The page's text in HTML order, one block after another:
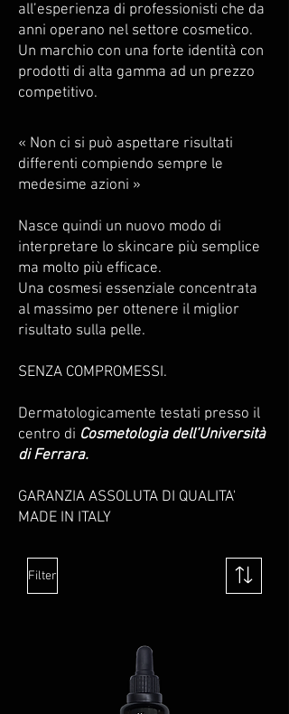
all’esperienza di professionisti che da
anni operano nel settore cosmetico.
Un marchio con una forte identità con
prodotti di alta gamma ad un prezzo
competitivo.
« Non ci si può aspettare risultati
differenti compiendo sempre le
medesime azioni »
Nasce quindi un nuovo modo di
interpretare lo skincare più semplice
ma molto più efficace.
Una cosmesi essenziale concentrata
al massimo per ottenere il miglior
risultato sulla pelle.
SENZA COMPROMESSI.
Dermatologicamente testati presso il
centro di Cosmetologia dell’Università
di Ferrara.
GARANZIA ASSOLUTA DI QUALITA'
MADE IN ITALY
Filter